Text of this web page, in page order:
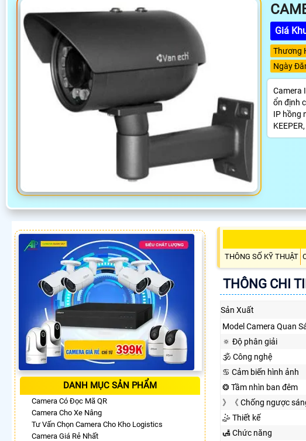
Giá
Thương
Ngày
Camera
ổn định
IP hồng
DANH MỤC SẢN PHẨM
Camera Có Đọc Mã QR
Camera Cho Xe Nâng
Tư Vấn Chọn Camera Cho Kho Logistics
Camera Giá Rẻ Nhất
THÔNG SỐ KỸ THUẬT
THÔNG CHI
Sản Xuất
Model Camera Quan
🔅 Độ phân giải
🕉️ Công nghệ
♋ Cảm biến hình ảnh
❂ Tầm nhìn ban đêm
》《 Chống ngược
🤹 Thiết kế
🛃 Chức năng